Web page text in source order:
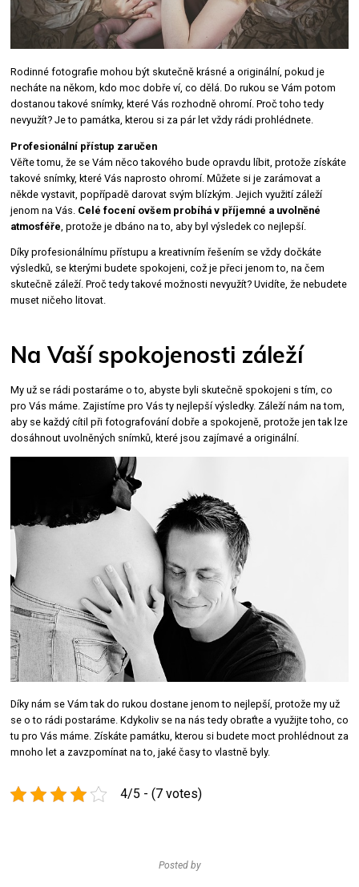
Rodinné fotografiemohou být skutečně krásné a originální, pokud je
necháte na někom, kdo moc dobře ví, co dělá. Do rukou se Vám potom
dostanou takové snímky, které Vás rozhodně ohromí. Proč toho tedy
nevyužít? Je to památka, kterou si za pár let vždy rádi prohlédnete.
Profesionální přístup zaručen
Věřte tomu, že se Vám něco takového bude opravdu líbit, protože získáte
takové snímky, které Vás naprosto ohromí. Můžete si je zarámovat a
někde vystavit, popřípadě darovat svým blízkým. Jejich využití záleží
jenom na Vás. Celé focení ovšem probíhá v příjemné a uvolněné
atmosféře , protože je dbáno na to, aby byl výsledek co nejlepší.
Díky profesionálnímu přístupu a kreativním řešením se vždy dočkáte
výsledků, se kterými budete spokojeni, což je přeci jenom to, na čem
skutečně záleží. Proč tedy takové možnosti nevyužít? Uvidíte, že nebudete
muset ničeho litovat.
Na Vaší spokojenosti záleží
My už se rádi postaráme o to, abyste byli skutečně spokojeni s tím, co
pro Vás máme. Zajistíme pro Vás ty nejlepší výsledky. Záleží nám na tom,
aby se každý cítil při fotografování dobře a spokojeně, protože jen tak lze
dosáhnout uvolněných snímků, které jsou zajímavé a originální.
Díky nám se Vám tak do rukou dostane jenom to nejlepší, protože my už
se o to rádi postaráme. Kdykoliv se na nás tedy obraťte a využijte toho, co
tu pro Vás máme. Získáte památku, kterou si budete moct prohlédnout za
mnoho let a zavzpomínat na to, jaké časy to vlastně byly.
4/5 - (7 votes)
Posted by